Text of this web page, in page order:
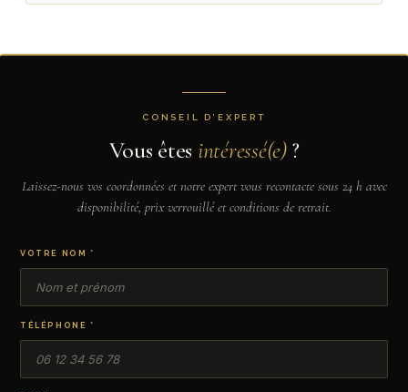
CONSEIL D’EXPERT
Vous êtes intéressé(e)?
Laissez-nous vos coordonnées et notre expert vous recontacte sous 24 h avec
disponibilité, prix verrouillé et conditions de retrait.
VOTRE NOM *
TÉLÉPHONE *